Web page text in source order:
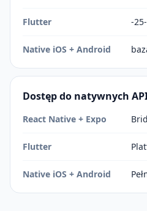
Flutter -
Native iOS + Android
Dostęp do natywnych
React Native + Expo
Flutter
Native iOS + Android